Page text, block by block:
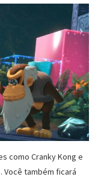
como Cranky Kong e
Você também ficará